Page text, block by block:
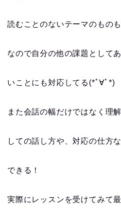
読むことのないテーマのものも
なので自分の他の課題として
いことにも対応してる(*ﾟ∀ﾟ*)
また会話の幅だけではなく理
しての話し方や、対応の仕方
できる！
実際にレッスンを受けてみて